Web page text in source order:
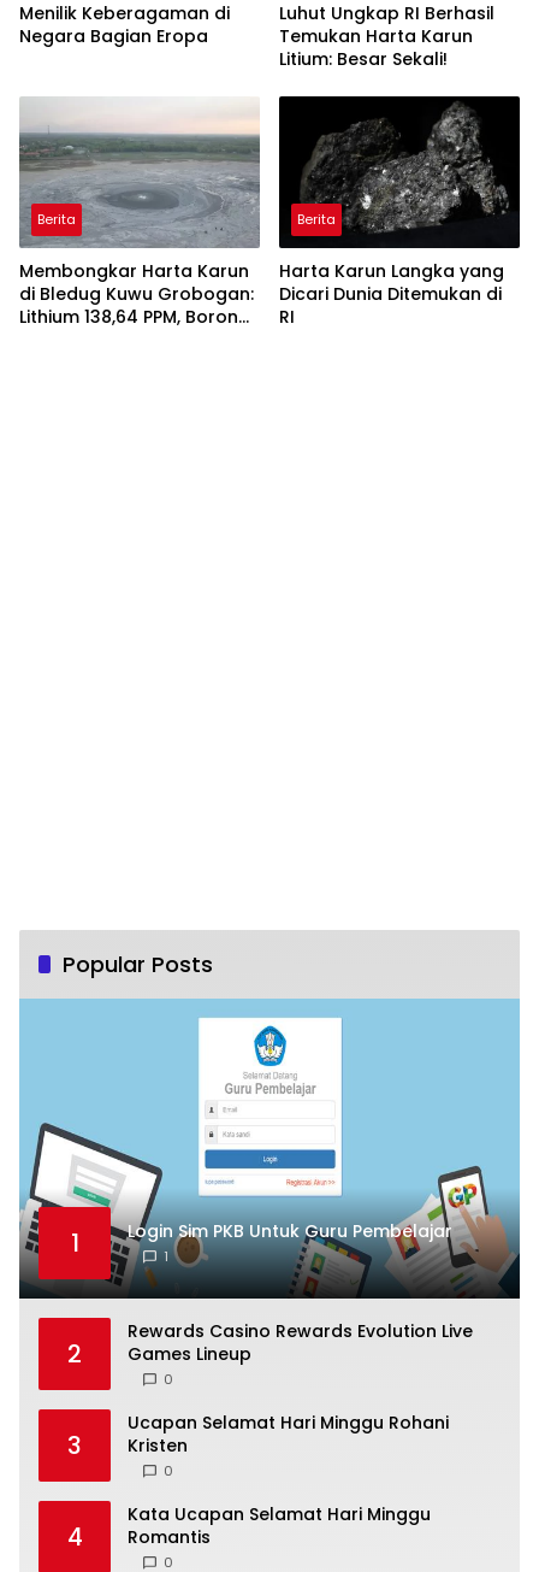
Menilik Keberagaman di
Negara Bagian Eropa
Luhut Ungkap RI Berhasil
Temukan Harta Karun
Litium: Besar Sekali!
Berita
Membongkar Harta Karun
di Bledug Kuwu Grobogan:
Lithium 138,64 PPM, Boron
Berita
Harta Karun Langka yang
Dicari Dunia Ditemukan di
RI
Popular Posts
1 Login Sim PKB Untuk Guru Pembelajar
1
2
Rewards Casino Rewards Evolution Live
Games Lineup
0
3
Ucapan Selamat Hari Minggu Rohani
Kristen
0
4
Kata Ucapan Selamat Hari Minggu
Romantis
0